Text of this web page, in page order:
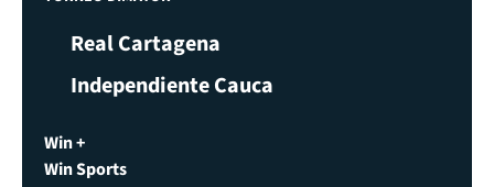
Real Cartagena
Independiente Cauca
Win +
Win Sports